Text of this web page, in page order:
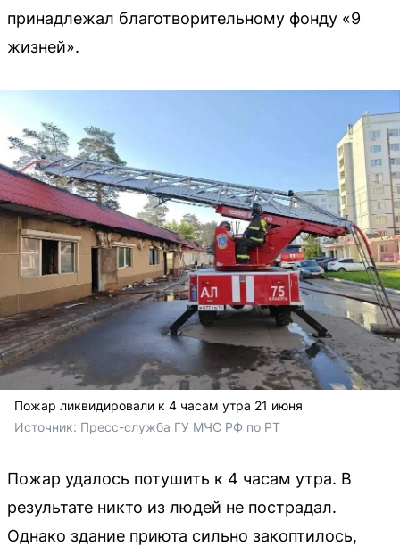
принадлежал благотворительному фонду «9
жизней».
Пожар ликвидировали к 4 часам утра 21 июня
Источник: Пресс-служба ГУ МЧС РФ по РТ
Пожар удалось потушить к 4 часам утра. В
результате никто из людей не пострадал.
Однако здание приюта сильно закоптилось,